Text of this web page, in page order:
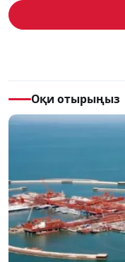
Оқи отырыңыз